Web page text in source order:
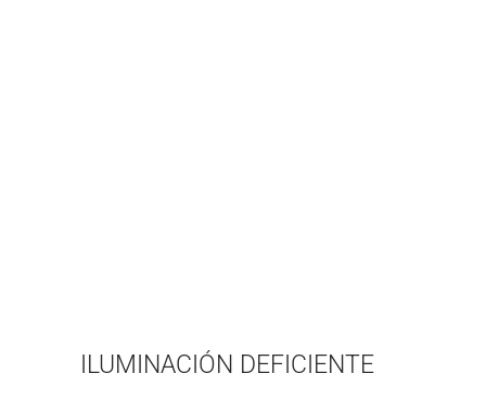
ILUMINACIÓN DEFICIENTE